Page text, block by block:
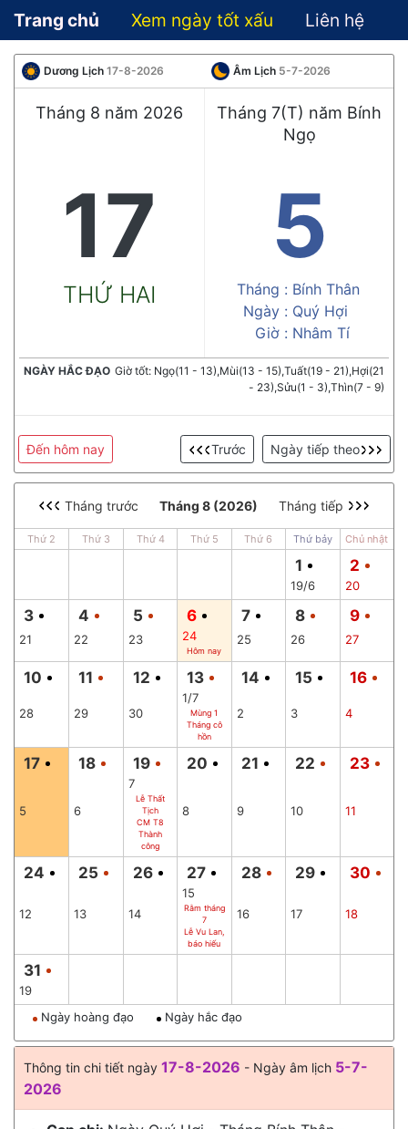
Trang chủ Xem ngày tốt xấu Liên hệ
Dương Lịch 17-8-2026 Âm Lịch 5-7-2026
Tháng 8 năm 2026
Tháng 7(T) năm Bính
Ngọ
17
THỨ HAI
5
Tháng : Bính Thân
Ngày : Quý Hợi
Giờ : Nhâm Tí
NGÀY HẮC ĐẠO Giờ tốt: Ngọ(11 - 13),Mùi(13 - 15),Tuất(19 - 21),Hợi(21
- 23),Sửu(1 - 3),Thìn(7 - 9)
Đến hôm nay Ngày tiếp theo
Trước
Tháng trước Tháng 8 (2026) Tháng tiếp
Thứ 2 Thứ 3 Thứ 4 Thứ 5 Thứ 6 Thứ bảy Chủ nhật
1
19/6
2
20
3
21
4
22
5
23
6
24
Hôm nay
7
25
8
26
9
27
10
28
11
29
12
30
13
1/7
Mùng 1
Tháng cô
hồn
14
2
15
3
16
4
17
5
18
6
19
7
Lễ Thất
Tịch
CM T8
Thành
công
20
8
21
9
22
10
23
11
24
12
25
13
26
14
27
15
Rằm tháng
7
Lễ Vu Lan,
báo hiếu
28
16
29
17
30
18
31
19
Ngày hoàng đạo
Ngày hắc đạo
Thông tin chi tiết ngày 17-8-2026 - Ngày âm lịch 5-7-
2026